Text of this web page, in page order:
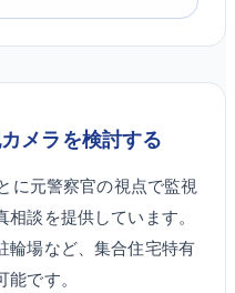
メラを検討する
に元警察官の視点で監視
談を提供しています。
輪場など、集合住宅特有
です。